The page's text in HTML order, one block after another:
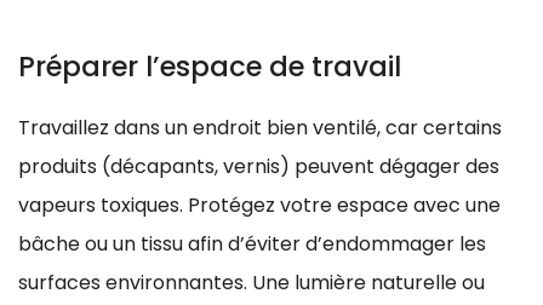
Préparer l’espace de travail
Travaillez dans un endroit bien ventilé, car certains
produits (décapants, vernis) peuvent dégager des
vapeurs toxiques. Protégez votre espace avec une
bâche ou un tissu afin d’éviter d’endommager les
surfaces environnantes. Une lumière naturelle ou